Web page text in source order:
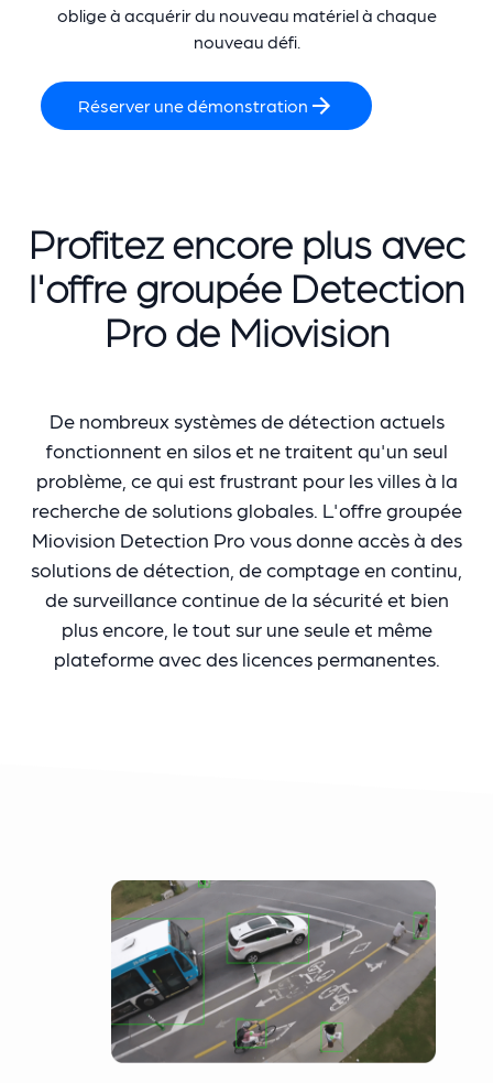
oblige à acquérir du nouveau matériel à chaque
nouveau défi.
Réserver une démonstration
Profitez encore plus avec
l'offre groupée Detection
Pro de Miovision
De nombreux systèmes de détection actuels
fonctionnent en silos et ne traitent qu'un seul
problème, ce qui est frustrant pour les villes à la
recherche de solutions globales. L'offre groupée
Miovision Detection Pro vous donne accès à des
solutions de détection, de comptage en continu,
de surveillance continue de la sécurité et bien
plus encore, le tout sur une seule et même
plateforme avec des licences permanentes.